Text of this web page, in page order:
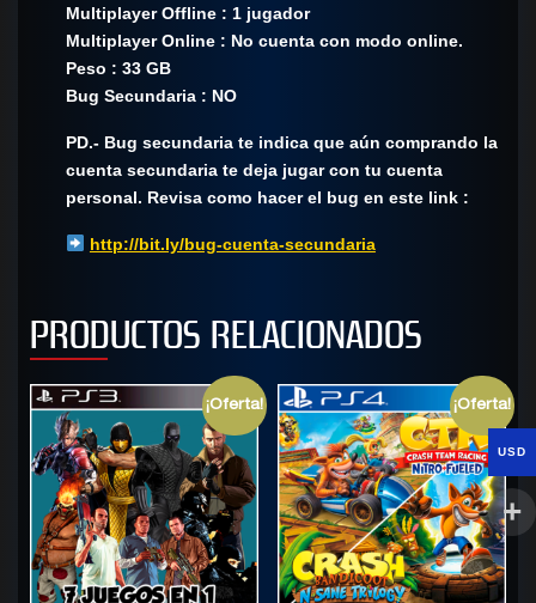
Multiplayer Offline : 1 jugador
Multiplayer Online : No cuenta con modo online.
Peso : 33 GB
Bug Secundaria : NO
PD.- Bug secundaria te indica que aún comprando la
cuenta secundaria te deja jugar con tu cuenta
personal. Revisa como hacer el bug en este link :
http://bit.ly/bug-cuenta-secundaria
PRODUCTOS RELACIONADOS
¡Oferta! ¡Oferta!
USD